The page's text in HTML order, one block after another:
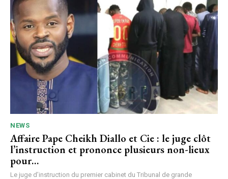
NEWS
Affaire Pape Cheikh Diallo et Cie : le juge clôt
l’instruction et prononce plusieurs non-lieux
pour…
Le juge d’instruction du premier cabinet du Tribunal de grande